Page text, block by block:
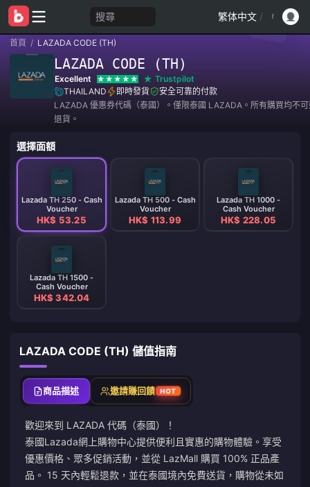
搜尋 繁体中文 /
首頁 / LAZADA CODE (TH)
LAZADA CODE (TH)
Excellent
Trustpilot
THAILAND
即時發貨
安全可靠的付款
LAZADA 優惠券代碼（泰國）。僅限泰國 LAZADA。所有購買均不
退貨。
選擇面額
Lazada TH 250 - Cash
Voucher
HK$ 53.25
Lazada TH 500 - Cash
Voucher
HK$ 113.99
Lazada TH 1000 -
Cash Voucher
HK$ 228.05
Lazada TH 1500 -
Cash Voucher
HK$ 342.04
LAZADA CODE (TH) 儲值指南
商品描述 邀請賺回饋 HOT
歡迎來到 LAZADA 代碼（泰國）！
泰國Lazada網上購物中心提供便利且實惠的購物體驗。享受
優惠價格、眾多促銷活動，並從 LazMall 購買 100% 正品產
品。 15 天內輕鬆退款，並在泰國境內免費送貨，購物從未如